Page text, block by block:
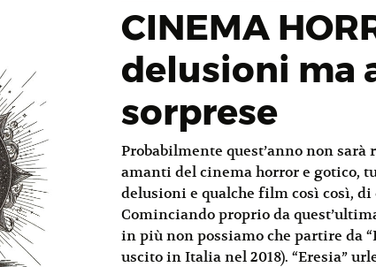
CINEMA
delusioni ma
sorprese
Probabilmente quest’anno non
amanti del cinema horror e gotico,
delusioni e qualche film così così,
Cominciando proprio da
in più non possiamo che partire da
uscito in Italia nel 2018). “Eresia”